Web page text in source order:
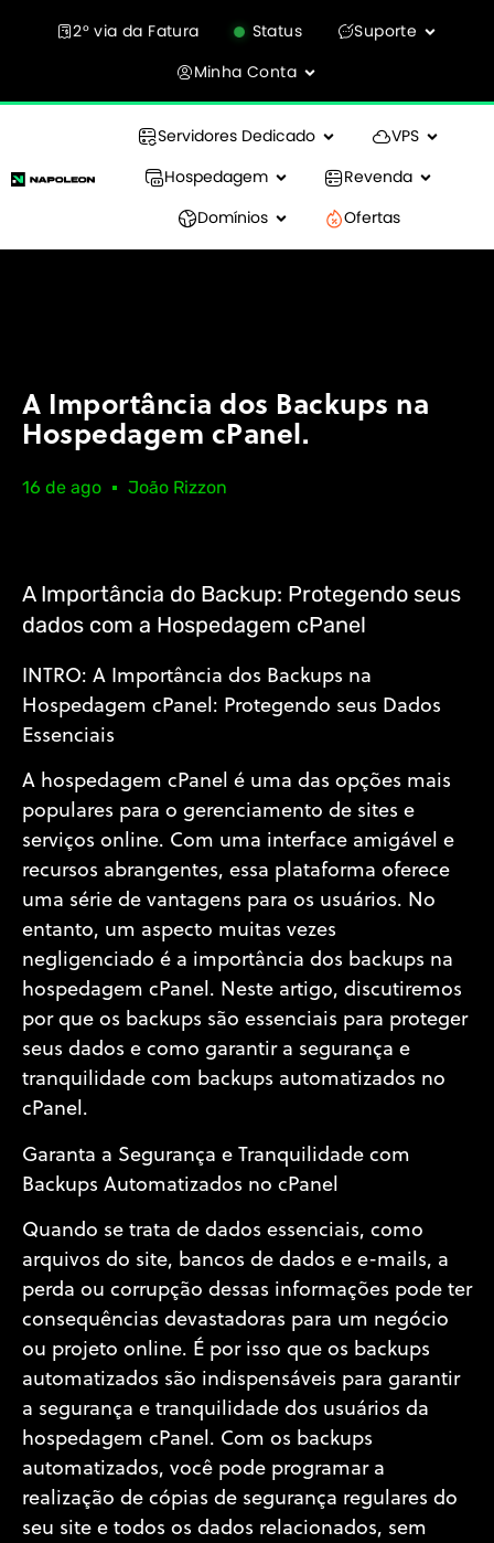
2° via da Fatura Status
Suporte
Minha Conta
Servidores Dedicado
VPS
Hospedagem
Revenda
Domínios
Ofertas
A Importância dos Backups na
Hospedagem cPanel.
16 de ago João Rizzon
A Importância do Backup: Protegendo seus
dados com a Hospedagem cPanel
INTRO: A Importância dos Backups na
Hospedagem cPanel: Protegendo seus Dados
Essenciais
A hospedagem cPanel é uma das opções mais
populares para o gerenciamento de sites e
serviços online. Com uma interface amigável e
recursos abrangentes, essa plataforma oferece
uma série de vantagens para os usuários. No
entanto, um aspecto muitas vezes
negligenciado é a importância dos backups na
hospedagem cPanel. Neste artigo, discutiremos
por que os backups são essenciais para proteger
seus dados e como garantir a segurança e
tranquilidade com backups automatizados no
cPanel.
Garanta a Segurança e Tranquilidade com
Backups Automatizados no cPanel
Quando se trata de dados essenciais, como
arquivos do site, bancos de dados e e-mails, a
perda ou corrupção dessas informações pode ter
consequências devastadoras para um negócio
ou projeto online. É por isso que os backups
automatizados são indispensáveis para garantir
a segurança e tranquilidade dos usuários da
hospedagem cPanel. Com os backups
automatizados, você pode programar a
realização de cópias de segurança regulares do
seu site e todos os dados relacionados, sem